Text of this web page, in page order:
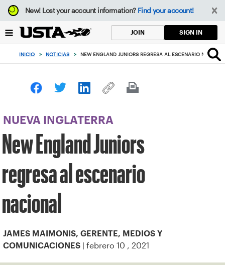
Enfoque
desde
botón
volver
principio
New!Lost your account information? Find your account!
JOIN SIGN IN
INICIO > NOTICIAS > NEW ENGLAND JUNIORS REGRESA AL ESCENARIO
NUEVA INGLATERRA
New England Juniors
regresa al escenario
nacional
JAMES MAIMONIS, GERENTE, MEDIOS Y
COMUNICACIONES | febrero 10 , 2021